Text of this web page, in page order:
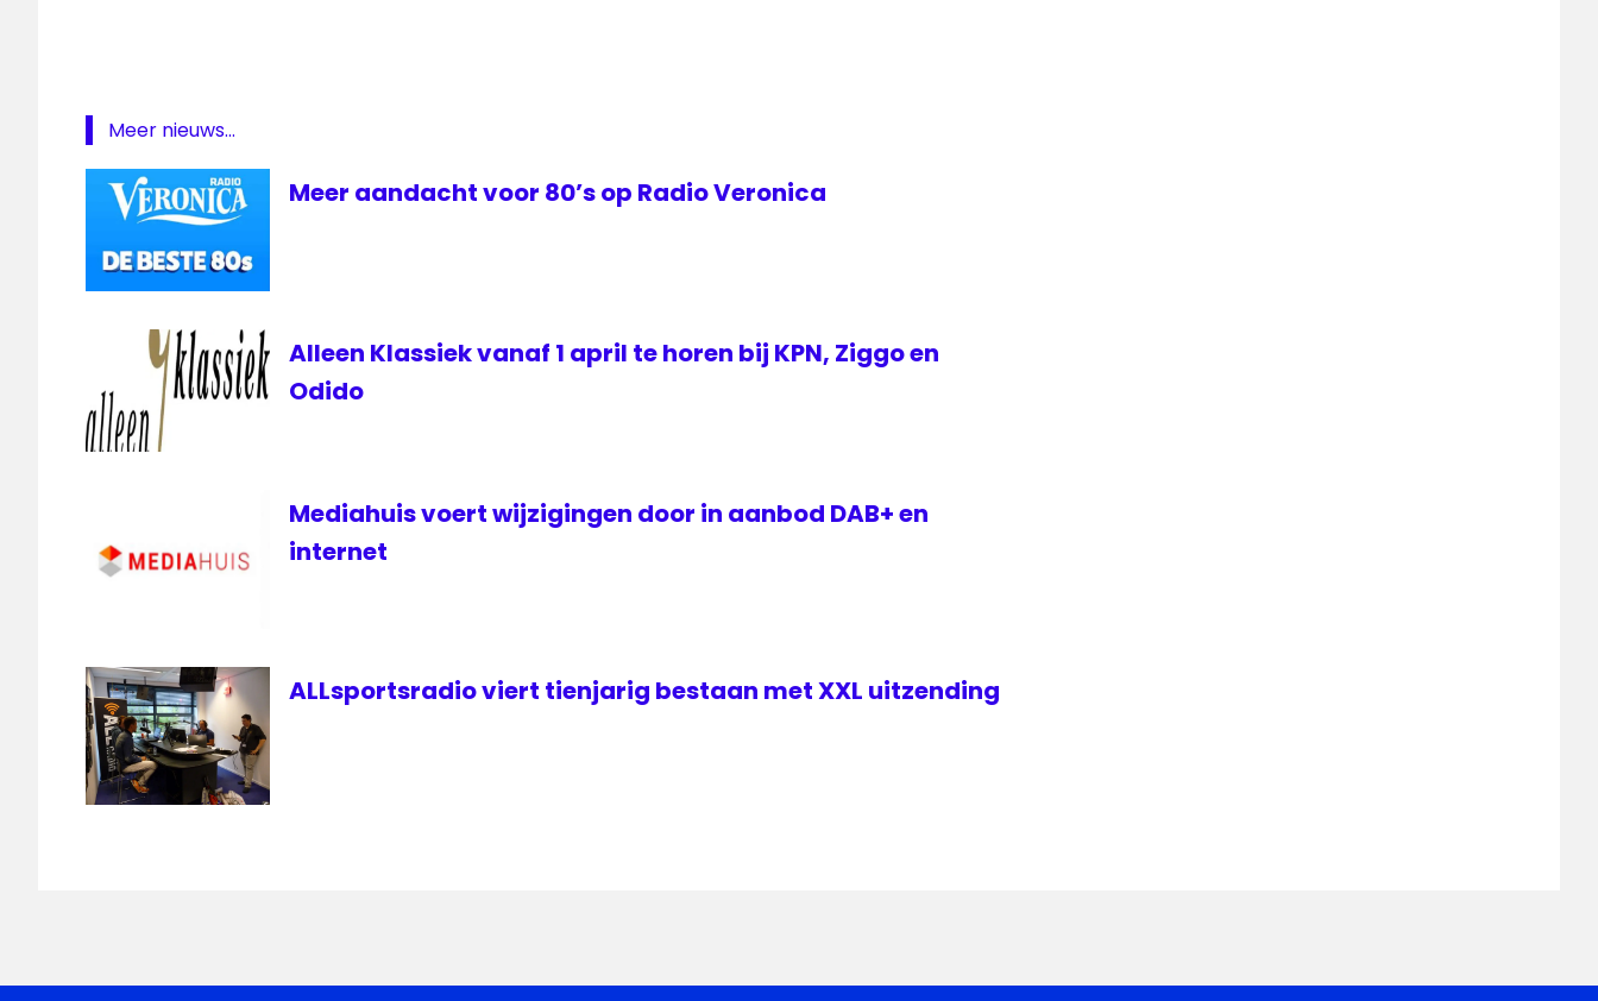
online
Studio
Brussel
VRT
Meer nieuws...
Meer aandacht voor 80’s op Radio Veronica
Alleen Klassiek vanaf 1 april te horen bij KPN, Ziggo en
Odido
Mediahuis voert wijzigingen door in aanbod DAB+ en
internet
ALLsportsradio viert tienjarig bestaan met XXL uitzending